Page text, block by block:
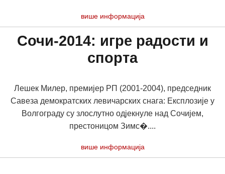
више информација
Сочи-2014: игре радости и
спорта
Лешек Милер, премијер РП (2001-2004), председник
Савеза демократских левичарских снага: Експлозије у
Волгограду су злослутно одјекнуле над Сочијем,
престоницом Зимс�....
више информација